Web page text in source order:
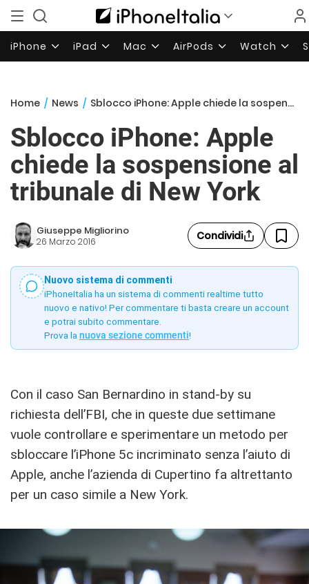
iPhone iPad Mac AirPods Watch
Home / News / Sblocco iPhone: Apple chiede la sospensione al tribunale di New York
Sblocco iPhone: Apple
chiede la sospensione al
tribunale di New York
Giuseppe Migliorino
26 Marzo 2016 Condividi
Nuovo sistema di commenti
iPhoneItalia ha un sistema di commenti realtime tutto
nuovo e nativo! Per commentare ti basta creare un account
e potrai subito commentare.
Prova la nuova sezione commenti!
Con il caso San Bernardino in stand-by su
richiesta dell’FBI, che in queste due settimane
vuole controllare e sperimentare un metodo per
sbloccare l’iPhone 5c incriminato senza l’aiuto di
Apple, anche l’azienda di Cupertino fa altrettanto
per un caso simile a New York.